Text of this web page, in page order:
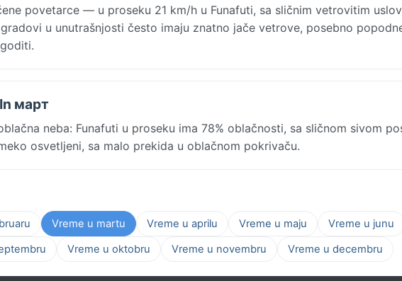
povetarce — u proseku 21 km/h u Funafuti, sa sličnim vetrovitim
u unutrašnjosti često imaju znatno jače vetrove, posebno
март
neba: Funafuti u proseku ima 78% oblačnosti, sa sličnom sivom
osvetljeni, sa malo prekida u oblačnom pokrivaču.
Vreme u martu Vreme u aprilu Vreme u maju Vreme u junu
Vreme u oktobru Vreme u novembru Vreme u decembru